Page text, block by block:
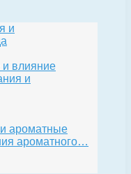
и
и влияние
и
ароматные
ароматного…